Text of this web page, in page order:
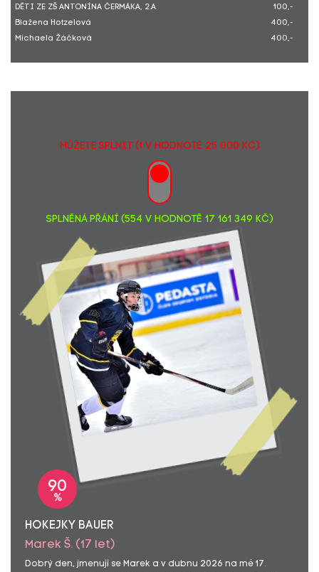
DĚTI ZE ZŠ ANTONÍNA ČERMÁKA, 2.A
100,-
Blažena Hotzelová
400,-
Michaela Žáčková
400,-
MŮŽETE SPLNIT (1 v hodnotě 25 000 Kč)
SPLNĚNÁ PŘÁNÍ (554 v hodnotě 17 161 349 Kč)
90
%
HOKEJKY BAUER
Marek Š. (17 let)
Dobrý den, jmenuji se Marek a v dubnu 2026 na mé 17.